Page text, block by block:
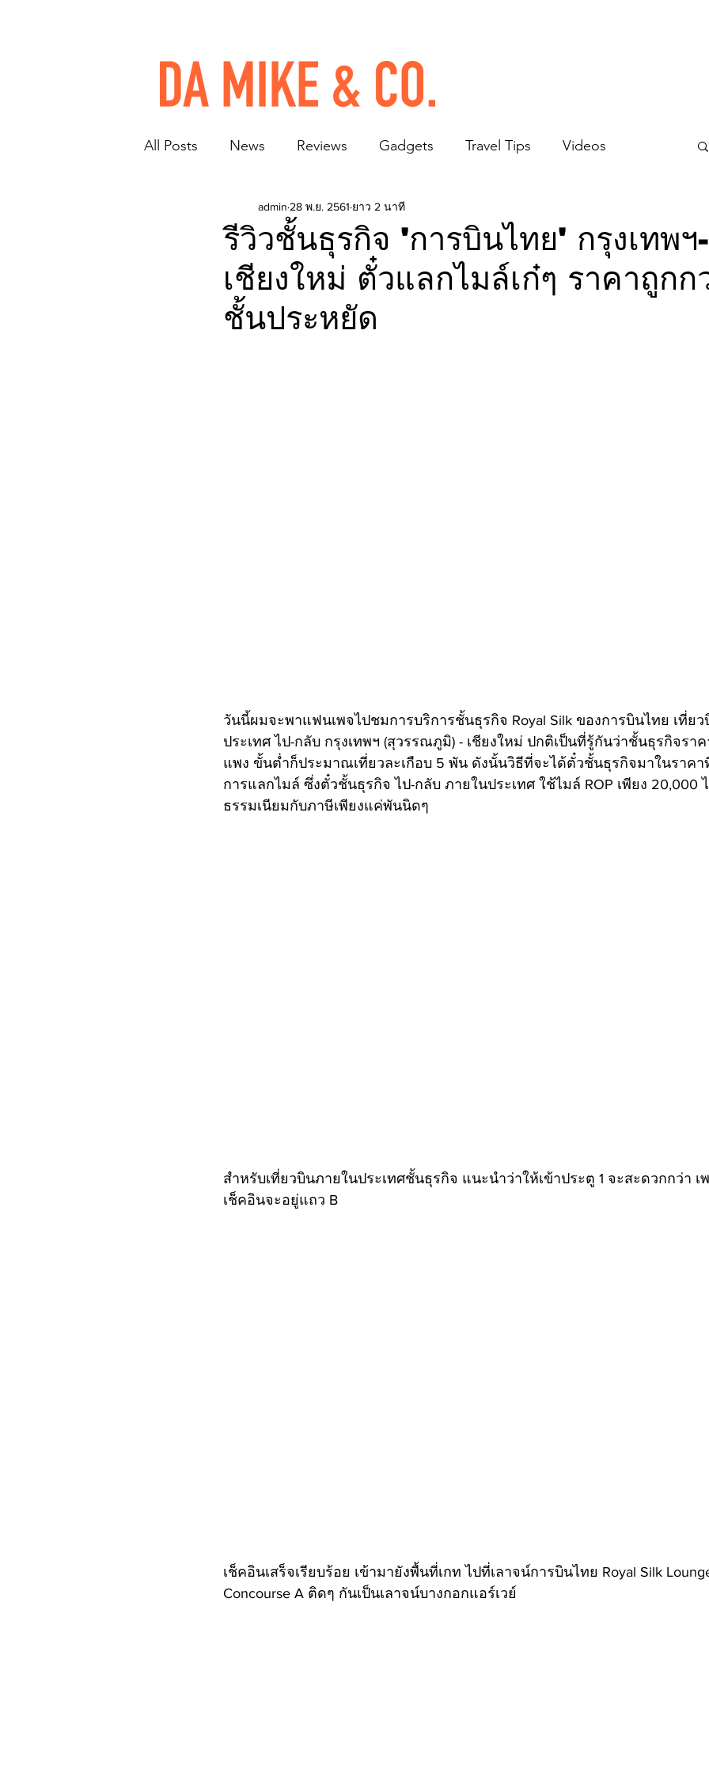
All Posts News Reviews Gadgets Travel Tips Videos
รีวิวชั้นธุรกิจ 'การบินไทย' กรุงเทพฯ-
เชียงใหม่ ตั๋วแลกไมล์เก๋ๆ ราคาถูกก
ชั้นประหยัด
admin 28 พ.ย. 2561 ยาว 2 นาที
วันนี้ผมจะพาแฟนเพจไปชมการบริการชั้นธุรกิจ Royal Silk ของการบินไทย เที่ย
ประเทศ ไป-กลับ กรุงเทพฯ (สุวรรณภูมิ) - เชียงใหม่ ปกติเป็นที่รู้กันว่าชั้นธุรกิจรา
แพง ขั้นต่ำก็ประมาณเที่ยวละเกือบ 5 พัน ดังนั้นวิธีที่จะได้ตั๋วชั้นธุรกิจมาในราคา
การแลกไมล์ ซึ่งตั๋วชั้นธุรกิจ ไป-กลับ ภายในประเทศ ใช้ไมล์ ROP เพียง 20,000
ธรรมเนียมกับภาษีเพียงแค่พันนิดๆ
สำหรับเที่ยวบินภายในประเทศ​ชั้นธุรกิจ แนะนำว่าให้เข้าประตู 1 จะสะดวกกว่า เ
เช็คอินจะอยู่แถว B
เช็คอินเสร็จเรียบร้อย เข้ามายังพื้นที่เกท ไปที่เลาจน์การบินไทย Royal Silk
Concourse A ติดๆ กันเป็นเลาจน์บางกอกแอร์เวย์